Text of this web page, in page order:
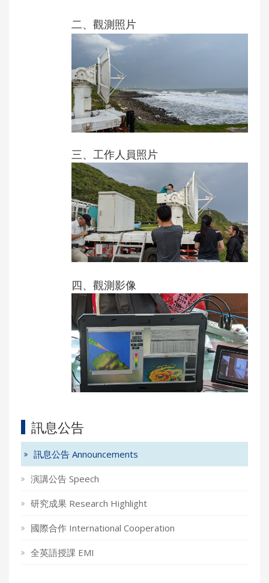
二、 觀測照片
三、工作人員照片
四、 觀測影像
訊息公告
訊息公告 Announcements
演講公告 Speech
研究成果 Research Highlight
國際合作 International Cooperation
全英語授課 EMI